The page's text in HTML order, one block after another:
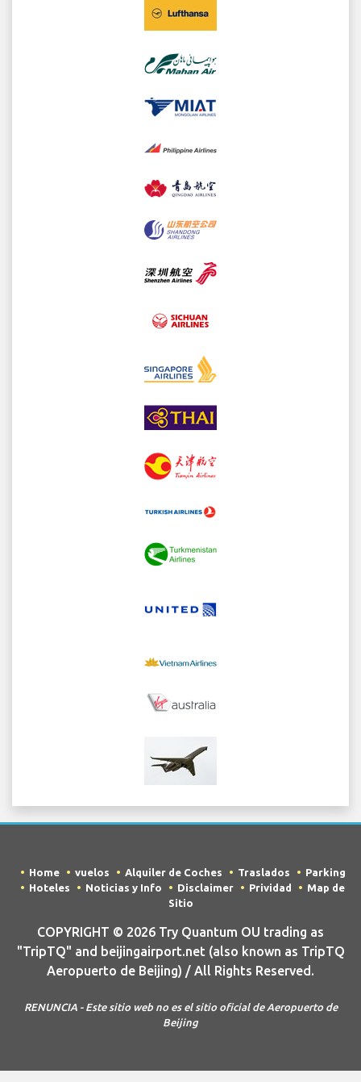
Home vuelos Alquiler de Coches Traslados
Parking
Hoteles
Noticias y Info Disclaimer Prividad
Map de
Sitio
COPYRIGHT © 2026 Try Quantum OU trading as
"TripTQ" and beijingairport.net (also known as TripTQ
Aeropuerto de Beijing) / All Rights Reserved.
RENUNCIA - Este sitio web no es el sitio oficial de Aeropuerto de
Beijing